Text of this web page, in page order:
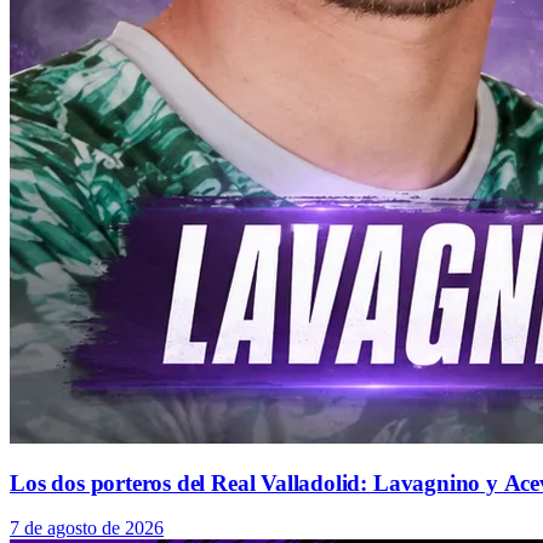
Los dos porteros del Real Valladolid: Lavagnino y
7 de agosto de 2026